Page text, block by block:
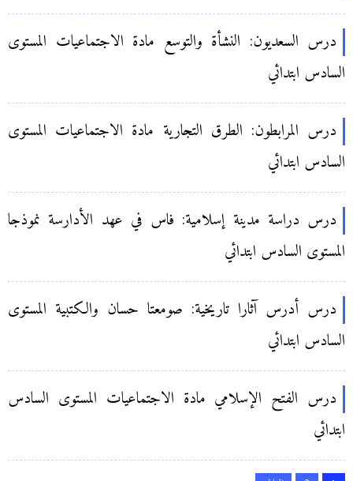
درس السعديون: النشأة والتوسع مادة الاجتماعيات المستوى
السادس ابتدائي
درس المرابطون: الطرق التجارية مادة الاجتماعيات المستوى
السادس ابتدائي
درس دراسة مدينة إسلامية: فاس في عهد الأدارسة نموذجا
المستوى السادس ابتدائي
درس أدرس آثارا تاريخية: صومعتا حسان والكتبية المستوى
السادس ابتدائي
درس الفتح الإسلامي مادة الاجتماعيات المستوى السادس
ابتدائي